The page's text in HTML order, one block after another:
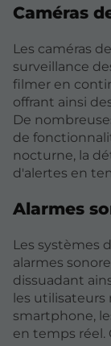
Caméras
Les caméras
surveillance
filmer en
offrant ainsi
De
de
nocturne, la
d'alertes en
Alarmes
Les systèmes
alarmes
dissuadant
les utilisateurs
smartphone,
en temps